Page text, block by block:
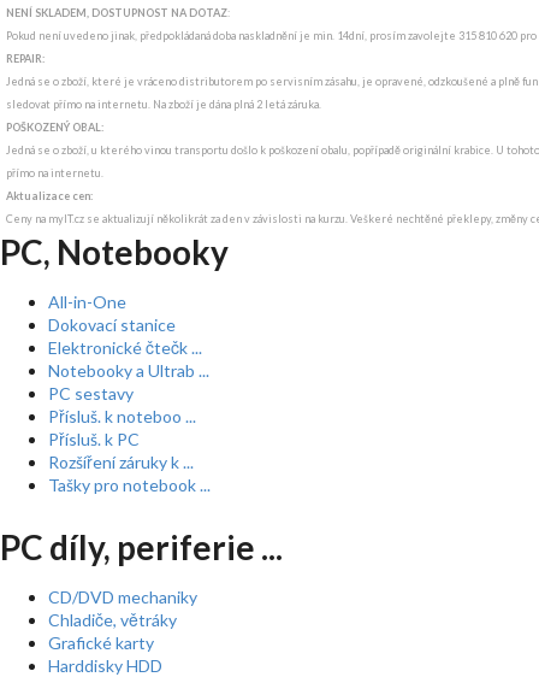
NENÍ SKLADEM, DOSTUPNOST NA DOTAZ:
Pokud není uvedeno jinak, předpokládaná doba naskladnění je min. 14dní, prosím zavolejte 315 810 620
REPAIR:
Jedná se o zboží, které je vráceno distributorem po servisním zásahu, je opravené, odzkoušené a plně
sledovat přímo na internetu. Na zboží je dána plná 2 letá záruka.
POŠKOZENÝ OBAL:
Jedná se o zboží, u kterého vinou transportu došlo k poškození obalu, popřípadě originální krabice. U
přímo na internetu.
Aktualizace cen:
Ceny na myIT.cz se aktualizují několikrát za den v závislosti na kurzu. Veškeré nechtěné překlepy, změny
PC, Notebooky
All-in-One
Dokovací stanice
Elektronické čtečk ...
Notebooky a Ultrab ...
PC sestavy
Přísluš. k noteboo ...
Přísluš. k PC
Rozšíření záruky k ...
Tašky pro notebook ...
PC díly, periferie ...
CD/DVD mechaniky
Chladiče, větráky
Grafické karty
Harddisky HDD